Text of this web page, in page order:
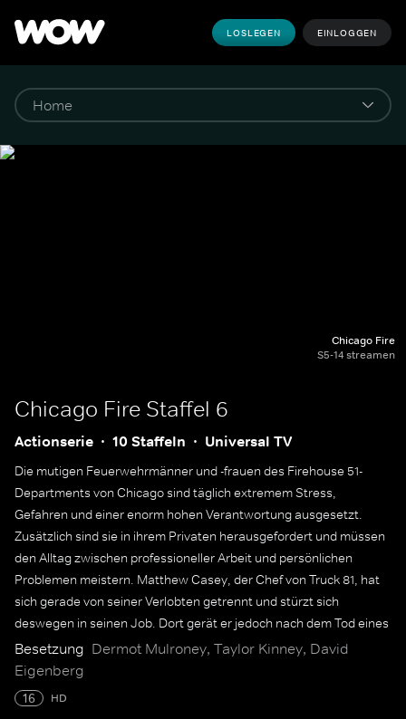
LOSLEGEN EINLOGGEN
Chicago Fire
S5-14 streamen
Chicago Fire Staffel 6
Actionserie 10 Staffeln Universal TV
Die mutigen Feuerwehrmänner und -frauen des Firehouse 51-
Departments von Chicago sind täglich extremem Stress,
Gefahren und einer enorm hohen Verantwortung ausgesetzt.
Zusätzlich sind sie in ihrem Privaten herausgefordert und müssen
den Alltag zwischen professioneller Arbeit und persönlichen
Problemen meistern. Matthew Casey, der Chef von Truck 81, hat
sich gerade von seiner Verlobten getrennt und stürzt sich
deswegen in seinen Job. Dort gerät er jedoch nach dem Tod eines
Feuerwehrmannes in Schwierigkeiten und hat Ärger mit seinem
Kollegen Kelly Severide vom Rescue Squad. Trotz einiger
Reibereien ist das Department jedoch für die meisten Team-
Mitglieder wie eine Ersatzfamilie, die ihnen dabei hilft, mit den zum
Besetzung Dermot Mulroney, Taylor Kinney, David
Eigenberg
16 HD